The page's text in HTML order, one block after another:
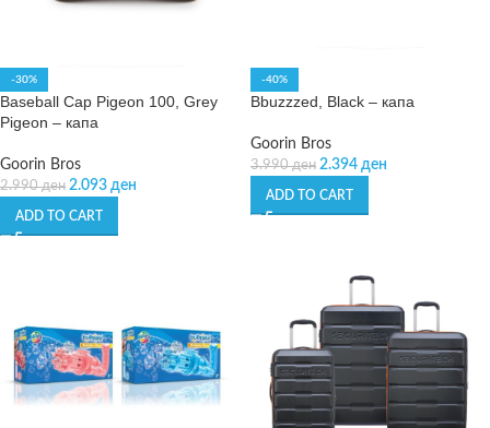
-30%
Baseball Cap Pigeon 100, Grey
Pigeon – капа
Goorin Bros
2.990ден 2.093 ден
ADD TO CART
-40%
Bbuzzzed, Black – капа
Goorin Bros
3.990ден 2.394 ден
ADD TO CART